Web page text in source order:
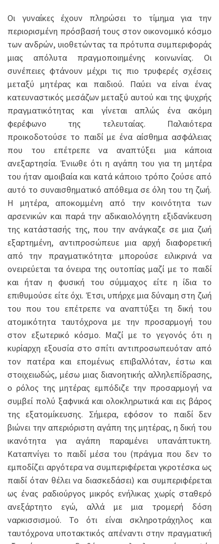
Οι γυναίκες έχουν πληρώσει το τίμημα για την
περιορισμένη πρόσβασή τους στον οικονομικό κόσμο
των ανδρών, υιοθετώντας τα πρότυπα συμπεριφοράς
μιας απόλυτα πραγμοποιημένης κοινωνίας. Οι
συνέπειες φτάνουν μέχρι τις πιο τρυφερές σχέσεις
μεταξύ μητέρας και παιδιού. Παύει να είναι ένας
κατευναστικός μεσάζων μεταξύ αυτού και της ψυχρής
πραγματικότητας και γίνεται απλώς ένα ακόμη
φερέφωνο της τελευταίας. Παλαιότερα
προικοδοτούσε το παιδί με ένα αίσθημα ασφάλειας
που του επέτρεπε να αναπτύξει μια κάποια
ανεξαρτησία. Ένιωθε ότι η αγάπη του για τη μητέρα
του ήταν αμοιβαία και κατά κάποιο τρόπο ζούσε από
αυτό το συναισθηματικό απόθεμα σε όλη του τη ζωή.
Η μητέρα, αποκομμένη από την κοινότητα των
αρσενικών και παρά την αδικαιολόγητη εξιδανίκευση
της κατάστασής της, που την ανάγκαζε σε μια ζωή
εξαρτημένη, αντιπροσώπευε μια αρχή διαφορετική
από την πραγματικότητα· μπορούσε ειλικρινά να
ονειρεύεται τα όνειρα της ουτοπίας μαζί με το παιδί
και ήταν η φυσική του σύμμαχος είτε η ίδια το
επιθυμούσε είτε όχι. Έτσι, υπήρχε μια δύναμη στη ζωή
του που του επέτρεπε να αναπτύξει τη δική του
ατομικότητα ταυτόχρονα με την προσαρμογή του
στον εξωτερικό κόσμο. Μαζί με το γεγονός ότι η
κυρίαρχη εξουσία στο σπίτι αντιπροσωπευόταν από
τον πατέρα και επομένως επιβαλλόταν, έστω και
στοιχειωδώς, μέσω μιας διανοητικής αλληλεπίδρασης,
ο ρόλος της μητέρας εμπόδιζε την προσαρμογή να
συμβεί πολύ ξαφνικά και ολοκληρωτικά και εις βάρος
της εξατομίκευσης. Σήμερα, εφόσον το παιδί δεν
βιώνει την απεριόριστη αγάπη της μητέρας, η δική του
ικανότητα για αγάπη παραμένει υπανάπτυκτη.
Καταπνίγει το παιδί μέσα του (πράγμα που δεν το
εμποδίζει αργότερα να συμπεριφέρεται γκροτέσκα ως
παιδί όταν θέλει να διασκεδάσει) και συμπεριφέρεται
ως ένας ραδιούργος μικρός ενήλικας χωρίς σταθερό
ανεξάρτητο εγώ, αλλά με μια τρομερή δόση
ναρκισσισμού. Το ότι είναι σκληροτράχηλος και
ταυτόχρονα υποτακτικός απέναντι στην πραγματική